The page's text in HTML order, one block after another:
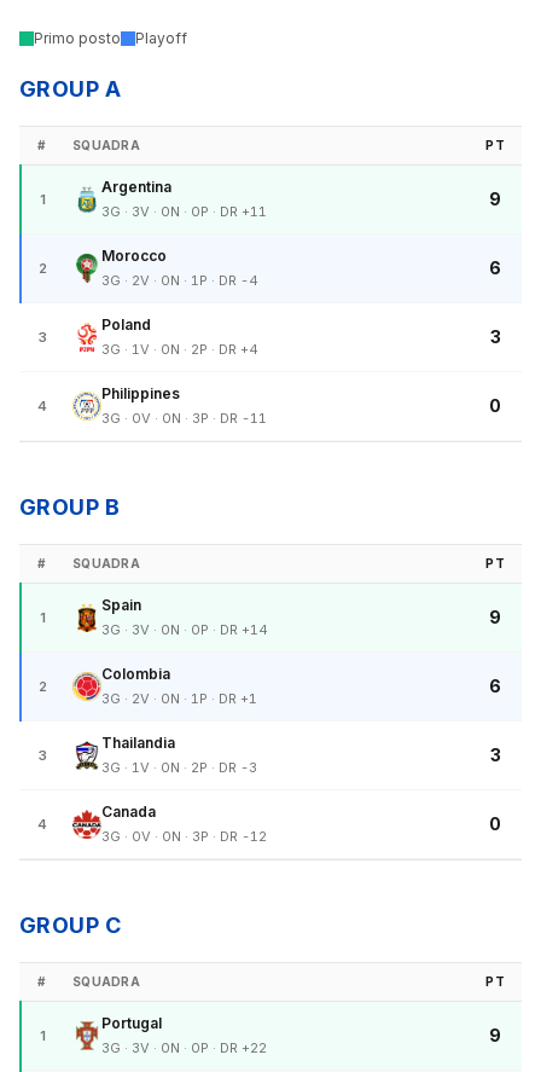
Primo posto Playoff
GROUP A
# SQUADRA PT
1
Argentina
3G · 3V · 0N · 0P · DR +11
9
2
Morocco
3G · 2V · 0N · 1P · DR -4
6
3
Poland
3G · 1V · 0N · 2P · DR +4
3
4
Philippines
3G · 0V · 0N · 3P · DR -11
0
GROUP B
# SQUADRA PT
1
Spain
3G · 3V · 0N · 0P · DR +14
9
2
Colombia
3G · 2V · 0N · 1P · DR +1
6
3
Thailandia
3G · 1V · 0N · 2P · DR -3
3
4
Canada
3G · 0V · 0N · 3P · DR -12
0
GROUP C
# SQUADRA PT
1
Portugal
3G · 3V · 0N · 0P · DR +22
9